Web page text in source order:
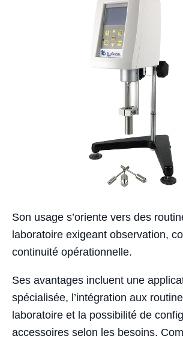
Son usage s’oriente vers des
laboratoire exigeant observation,
continuité opérationnelle.
Ses avantages incluent une
spécialisée, l’intégration aux
laboratoire et la possibilité de
accessoires selon les besoins.